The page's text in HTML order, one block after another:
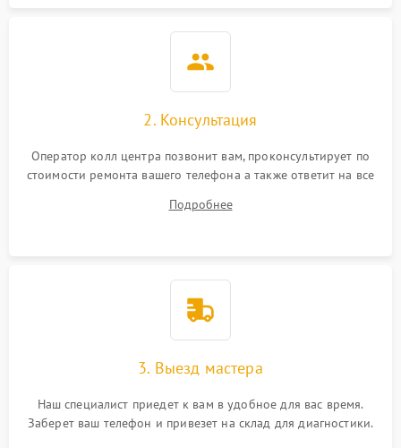
2. Консультация
Оператор колл центра позвонит вам, проконсультирует по
стоимости ремонта вашего телефона а также ответит на все
Подробнее
3. Выезд мастера
Наш специалист приедет к вам в удобное для вас время.
Заберет ваш телефон и привезет на склад для диагностики.